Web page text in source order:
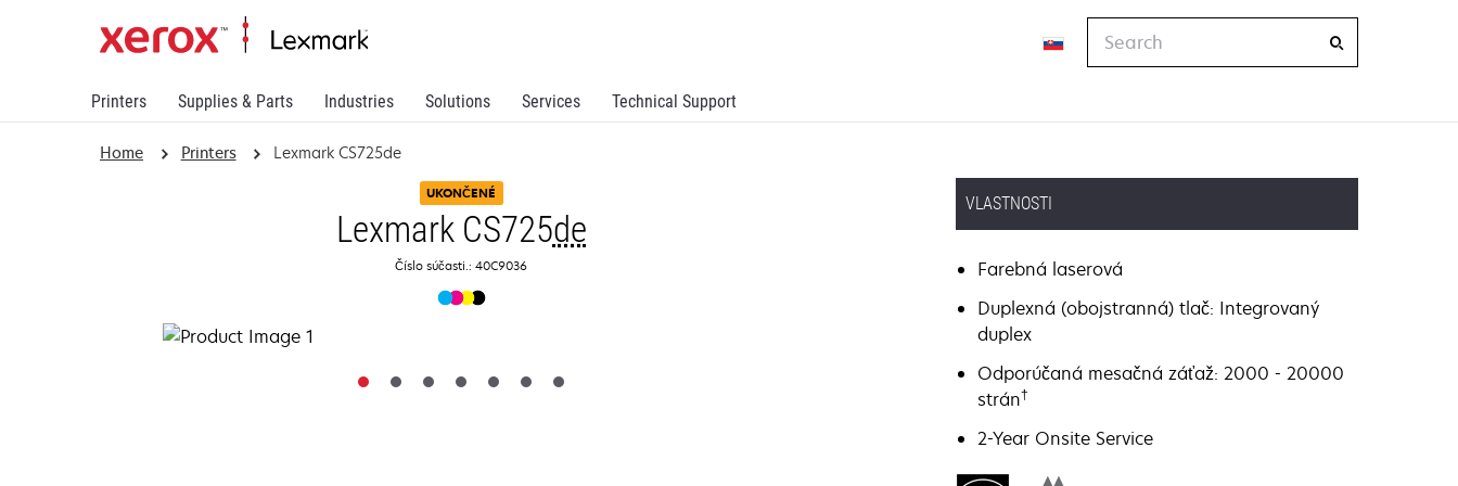
Printers Supplies & Parts Industries Solutions Services Technical Support
Home Printers Lexmark CS725de
UKONČENÉ
Lexmark CS725de
Číslo súčasti.: 40C9036
VLASTNOSTI
Farebná laserová
Duplexná (obojstranná) tlač: Integrovaný
duplex
Odporúčaná mesačná záťaž: 2000 - 20000
strán†
2-Year Onsite Service